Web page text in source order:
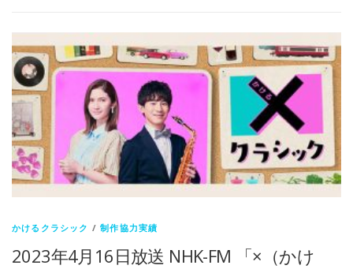
かけるクラシック /制作協力実績
2023年4月16日放送 NHK-FM 「×（かけ